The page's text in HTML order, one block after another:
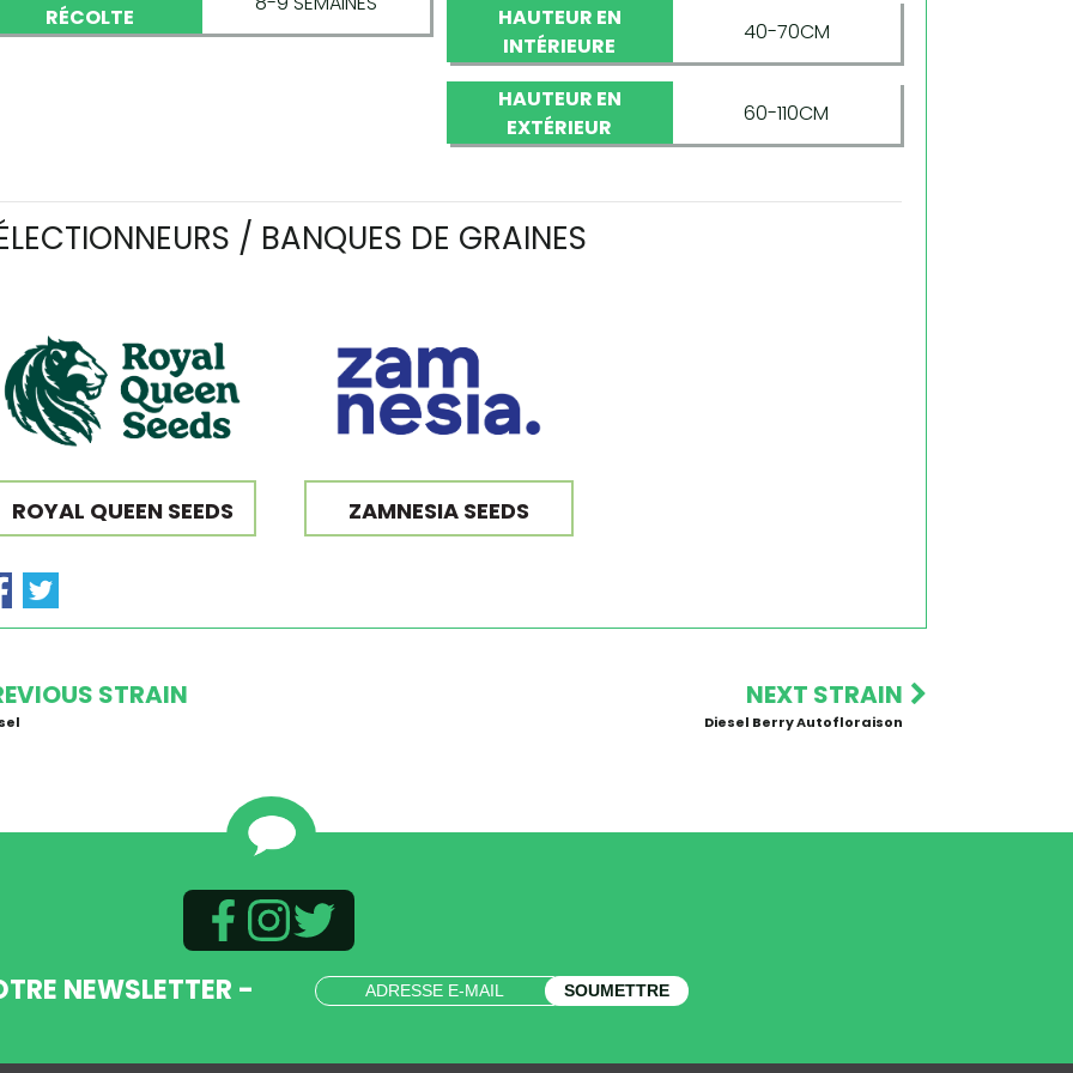
RÉCOLTE
HAUTEUR EN
INTÉRIEURE
40-70CM
HAUTEUR EN
EXTÉRIEUR
60-110CM
/ BANQUES DE GRAINES
ROYAL QUEEN SEEDS ZAMNESIA SEEDS
STRAIN NEXT STRAIN
Diesel Berry Autofloraison
NEWSLETTER - SOUMETTRE